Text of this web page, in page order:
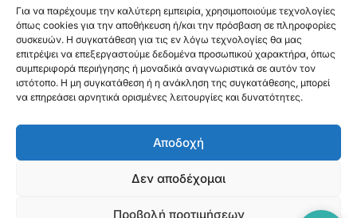
Για να παρέχουμε την καλύτερη εμπειρία, χρησιμοποιούμε τεχνολογίες
όπως cookies για την αποθήκευση ή/και την πρόσβαση σε πληροφορίες
συσκευών. Η συγκατάθεση για τις εν λόγω τεχνολογίες θα μας
επιτρέψει να επεξεργαστούμε δεδομένα προσωπικού χαρακτήρα, όπως
συμπεριφορά περιήγησης ή μοναδικά αναγνωριστικά σε αυτόν τον
ιστότοπο. Η μη συγκατάθεση ή η ανάκληση της συγκατάθεσης, μπορεί
να επηρεάσει αρνητικά ορισμένες λειτουργίες και δυνατότητες.
Αποδοχή
Δεν αποδέχομαι
Προβολή προτιμήσεων
ΟΡΟΙ ΧΡΗΣΗΣ
ΠΟΛΙΤΙΚΗ ΑΠΟΡΡΗΤΟΥ
ABOUT
ΕΠΙΚΟΙΝΩΝΙΑ